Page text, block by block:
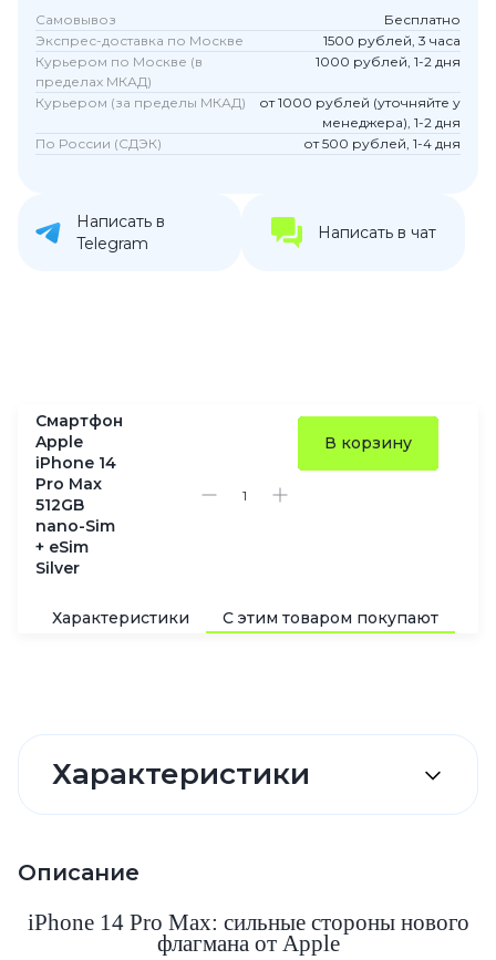
Самовывоз
Бесплатно
Экспрес-доставка по Москве
1500 рублей, 3 часа
Курьером по Москве (в
пределах МКАД)
1000 рублей, 1-2 дня
Курьером (за пределы МКАД)
от 1000 рублей (уточняйте у
менеджера), 1-2 дня
По России (СДЭК)
от 500 рублей, 1-4 дня
Написать в
Telegram
Написать в чат
Смартфон
Apple
iPhone 14
Pro Max
512GB
nano-Sim
+ eSim
Silver
В корзину
Характеристики С этим товаром покупают
Характеристики
Описание
iPhone 14 Pro Max: сильные стороны нового
флагмана от Apple